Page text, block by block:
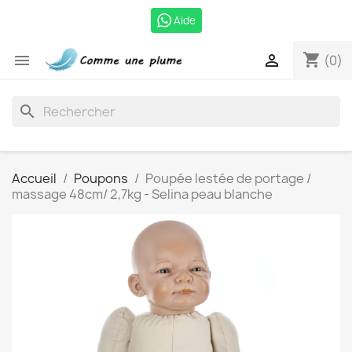
Aide
 shopping_cart (0)

search
Accueil Poupons
Poupée lestée de portage /
massage 48cm/ 2,7kg - Selina peau blanche